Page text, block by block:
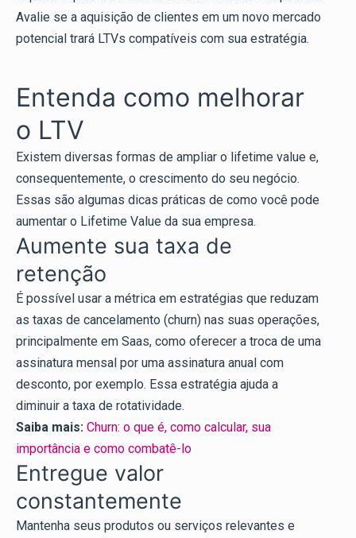
Avalie se a aquisição de clientes em um novo mercado
potencial trará LTVs compatíveis com sua estratégia.
Entenda como melhorar
o LTV
Existem diversas formas de ampliar o lifetime value e,
consequentemente, o crescimento do seu negócio.
Essas são algumas dicas práticas de como você pode
aumentar o Lifetime Value da sua empresa.
Aumente sua taxa de
retenção
É possível usar a métrica em estratégias que reduzam
as taxas de cancelamento (churn) nas suas operações,
principalmente em Saas, como oferecer a troca de uma
assinatura mensal por uma assinatura anual com
desconto, por exemplo. Essa estratégia ajuda a
diminuir a taxa de rotatividade.
Saiba mais: Churn: o que é, como calcular, sua
importância e como combatê-lo
Entregue valor
constantemente
Mantenha seus produtos ou serviços relevantes e